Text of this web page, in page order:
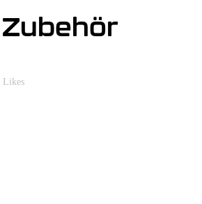
Zubehör
Likes